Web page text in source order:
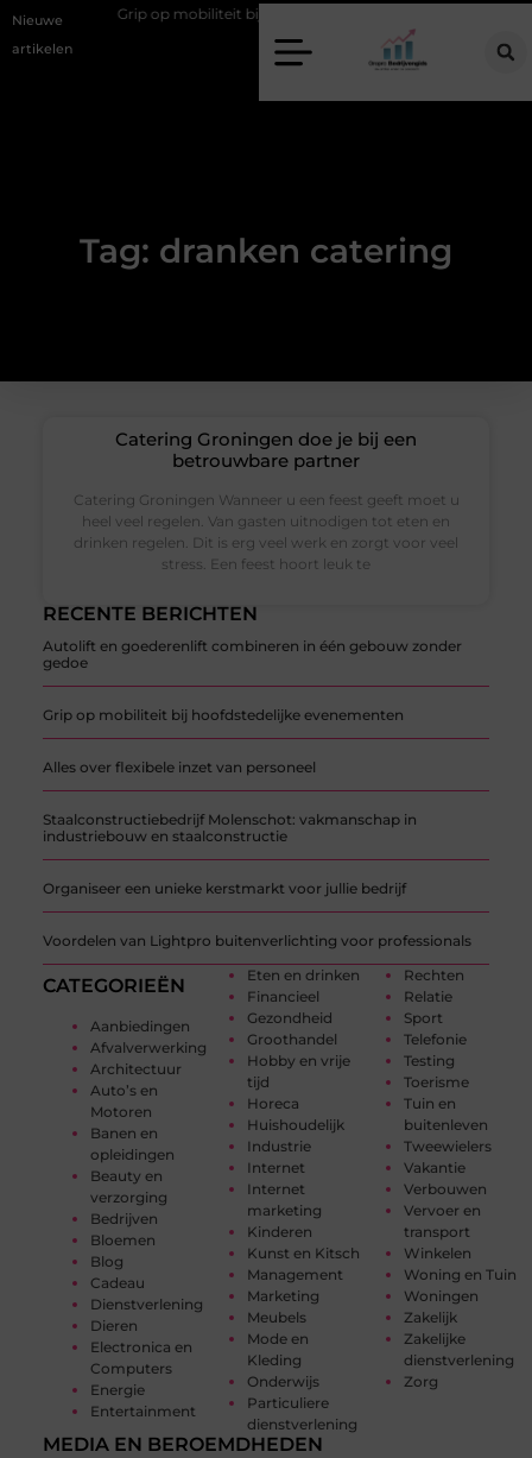
Nieuwe
artikelen
gedoe Grip op mobiliteit bij hoofdstedelijke evenementen
Tag: dranken catering
RECENTE BERICHTEN
Autolift en goederenlift combineren in één gebouw zonder
gedoe
Grip op mobiliteit bij hoofdstedelijke evenementen
Alles over flexibele inzet van personeel
Staalconstructiebedrijf Molenschot: vakmanschap in
industriebouw en staalconstructie
Organiseer een unieke kerstmarkt voor jullie bedrijf
Voordelen van Lightpro buitenverlichting voor professionals
CATEGORIEËN
Aanbiedingen
Afvalverwerking
Architectuur
Auto’s en
Motoren
Banen en
opleidingen
Beauty en
verzorging
Bedrijven
Bloemen
Blog
Cadeau
Dienstverlening
Dieren
Electronica en
Computers
Energie
Entertainment
Eten en drinken
Financieel
Gezondheid
Groothandel
Hobby en vrije
tijd
Horeca
Huishoudelijk
Industrie
Internet
Internet
marketing
Kinderen
Kunst en Kitsch
Management
Marketing
Meubels
Mode en
Kleding
Onderwijs
Particuliere
dienstverlening
Rechten
Relatie
Sport
Telefonie
Testing
Toerisme
Tuin en
buitenleven
Tweewielers
Vakantie
Verbouwen
Vervoer en
transport
Winkelen
Woning en Tuin
Woningen
Zakelijk
Zakelijke
dienstverlening
Zorg
MEDIA EN BEROEMDHEDEN
Catering Groningen doe je bij een
betrouwbare partner
Catering Groningen Wanneer u een feest geeft moet u
heel veel regelen. Van gasten uitnodigen tot eten en
drinken regelen. Dit is erg veel werk en zorgt voor veel
stress. Een feest hoort leuk te